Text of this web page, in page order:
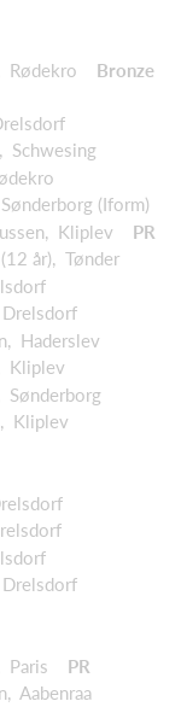
Rødekro Bronze
(Iform)
Kliplev
PR
år), Tønder
Haderslev
Kliplev
Kliplev
Paris PR
Aabenraa